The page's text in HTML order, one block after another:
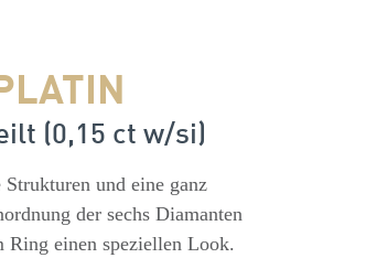
(0,15 ct w/si)
Strukturen und eine ganz
der sechs Diamanten
Ring einen speziellen Look.